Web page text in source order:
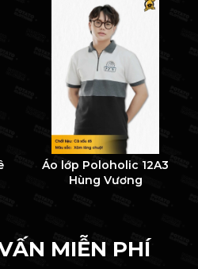
Áo lớp Poloholic 12A3
Hùng Vương
MIỄN PHÍ